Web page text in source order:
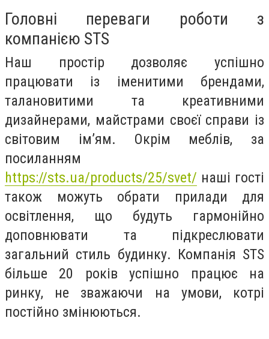
Головні переваги роботи з
компанією STS
Наш простір дозволяє успішно
працювати із іменитими брендами,
талановитими та креативними
дизайнерами, майстрами своєї справи із
світовим ім’ям. Окрім меблів, за
посиланням
https://sts.ua/products/25/svet/ наші гості
також можуть обрати прилади для
освітлення, що будуть гармонійно
доповнювати та підкреслювати
загальний стиль будинку. Компанія STS
більше 20 років успішно працює на
ринку, не зважаючи на умови, котрі
постійно змінюються.